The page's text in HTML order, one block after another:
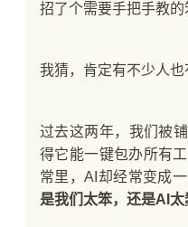
招了个需要手把手教的
我猜，肯定有不少人也
过去这两年，我们被
得它能一键包办所有
常里，AI却经常变成
是我们太笨，还是AI太